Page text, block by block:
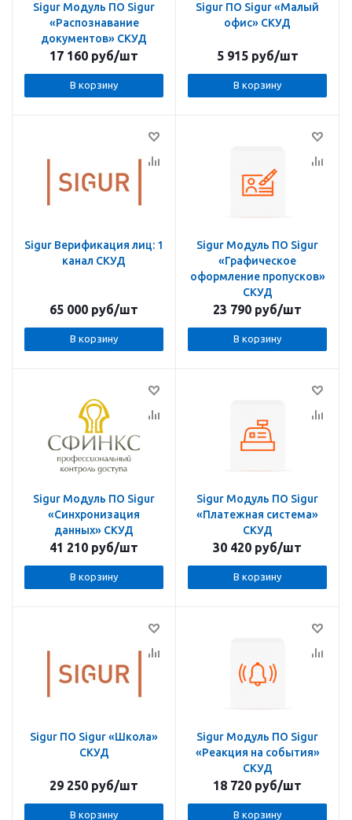
Sigur Модуль ПО Sigur
«Распознавание
документов» СКУД
17 160 руб/шт
В корзину
Sigur ПО Sigur «Малый
офис» СКУД
5 915руб/шт
В корзину
Sigur Верификация лиц: 1
канал СКУД
65 000 руб/шт
В корзину
Sigur Модуль ПО Sigur
«Графическое
оформление пропусков»
СКУД
23 790 руб/шт
В корзину
Sigur Модуль ПО Sigur
«Синхронизация
данных» СКУД
41 210 руб/шт
В корзину
Sigur Модуль ПО Sigur
«Платежная система»
СКУД
30 420 руб/шт
В корзину
Sigur ПО Sigur «Школа»
СКУД
29 250 руб/шт
В корзину
Sigur Модуль ПО Sigur
«Реакция на события»
СКУД
18 720 руб/шт
В корзину